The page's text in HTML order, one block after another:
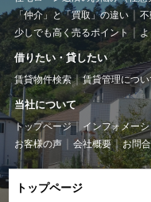
「仲介」と「買取」の違い
不
少しでも高く売るポイント
借りたい・貸したい
賃貸物件検索 賃貸管理につ
当社について
トップページ インフォメー
お客様の声
会社概要 お問
トップページ